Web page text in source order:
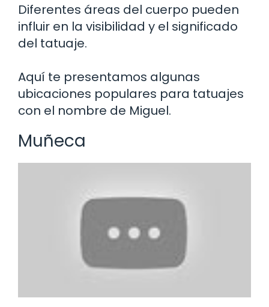
Diferentes áreas del cuerpo pueden
influir en la visibilidad y el significado
del tatuaje.
Aquí te presentamos algunas
ubicaciones populares para tatuajes
con el nombre de Miguel.
Muñeca